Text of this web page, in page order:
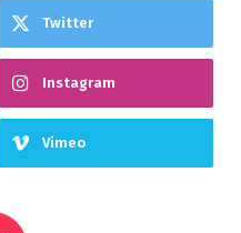
Twitter
Instagram
Vimeo